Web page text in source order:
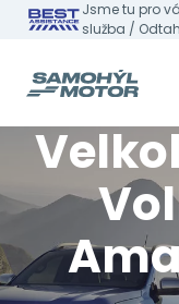
Jsme tu pro
služba /